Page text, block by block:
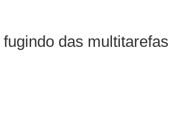
das multitarefas